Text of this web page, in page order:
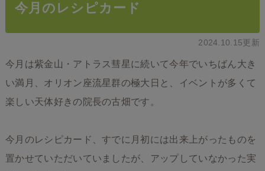
今月のレシピカード
2024.10.15更新
今月は紫金山・アトラス彗星に続いて今年でいちばん大き
い満月、オリオン座流星群の極大日と、イベントが多くて
楽しい天体好きの院長の古畑です。
今月のレシピカード、すでに月初には出来上がったものを
置かせていただいていましたが、アップしていなかった実